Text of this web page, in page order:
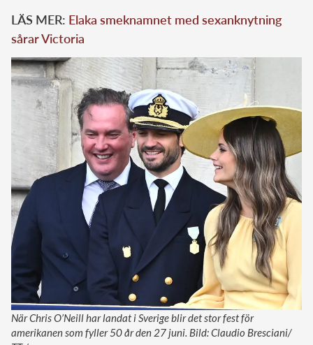
LÄS MER: Elaka smeknamnet med sexanknytning
sårar Victoria
När Chris O’Neill har landat i Sverige blir det stor fest för
amerikanen som fyller 50 år den 27 juni. Bild: Claudio Bresciani/